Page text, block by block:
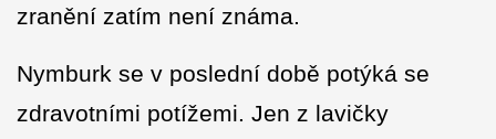
zranění zatím není známa.
Nymburk se v poslední době potýká se
zdravotními potížemi. Jen z lavičky